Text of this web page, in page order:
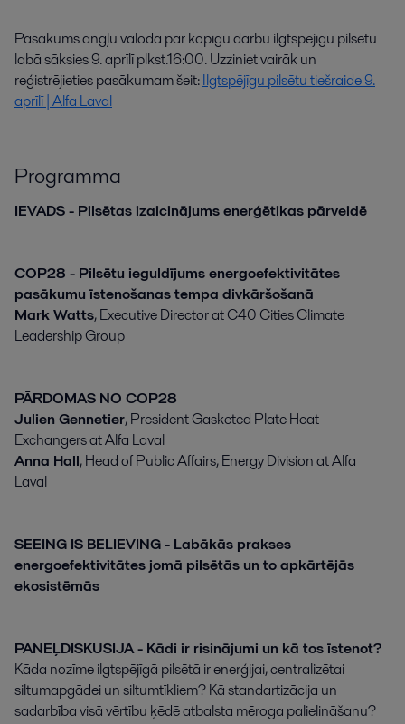
Pasākums angļu valodā par kopīgu darbu ilgtspējīgu pilsētu
labā sāksies 9. aprīlī plkst.16:00. Uzziniet vairāk un
reģistrējieties pasākumam šeit:Ilgtspējīgu pilsētu tiešraide 9.
aprīlī | Alfa Laval
Programma
IEVADS - Pilsētas izaicinājums enerģētikas pārveidē
COP28 - Pilsētu ieguldījums energoefektivitātes
pasākumu īstenošanas tempa divkāršošanā
Mark Watts, Executive Director at C40 Cities Climate
Leadership Group
PĀRDOMAS NO COP28
Julien Gennetier, President Gasketed Plate Heat
Exchangers at Alfa Laval
Anna Hall, Head of Public Affairs, Energy Division at Alfa
Laval
SEEING IS BELIEVING - Labākās prakses
energoefektivitātes jomā pilsētās un to apkārtējās
ekosistēmās
PANEĻDISKUSIJA - Kādi ir risinājumi un kā tos īstenot?
Kāda nozīme ilgtspējīgā pilsētā ir enerģijai, centralizētai
siltumapgādei un siltumtīkliem? Kā standartizācija un
sadarbība visā vērtību ķēdē atbalsta mēroga palielināšanu?